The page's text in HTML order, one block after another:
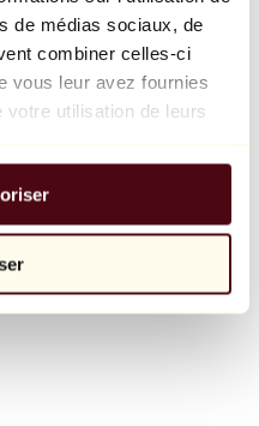
de médias sociaux, de
combiner celles-ci
vous leur avez fournies
utilisation de leurs